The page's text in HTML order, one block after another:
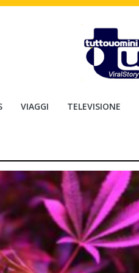
VIAGGI TELEVISIONE